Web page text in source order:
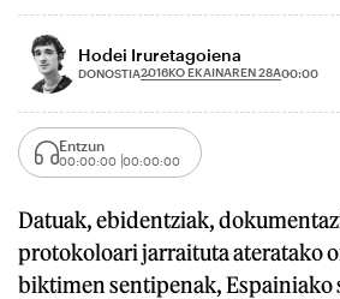
Hodei Iruretagoiena
DONOSTIA2016KO EKAINAREN 28A00:00
Entzun
00:00:00 00:00:00
Datuak, ebidentziak,
protokoloari jarraituta ateratako
biktimen sentipenak, Espainiako